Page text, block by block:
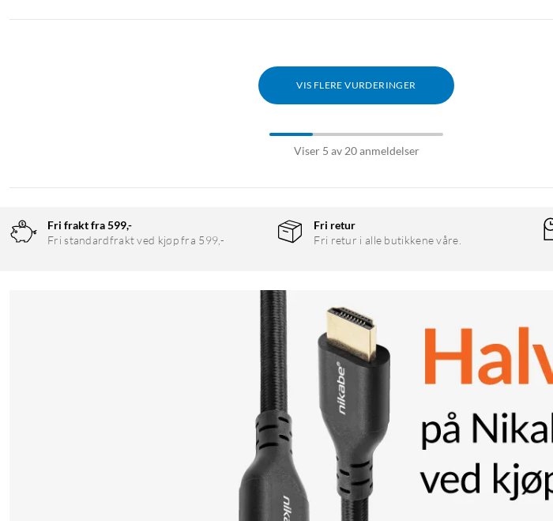
VIS FLERE VURDERINGER
Viser 5 av 20 anmeldelser
Fri frakt fra 599,-
Fri standardfrakt ved kjøp fra 599,-
Fri retur
Fri retur i alle butikkene våre.